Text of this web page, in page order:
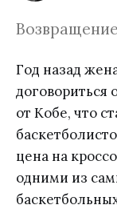
Год назад
договориться
от Кобе, что
цена на
одними из